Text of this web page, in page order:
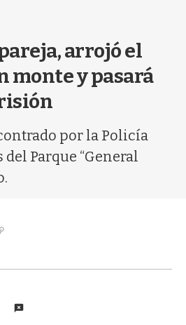
arrojó el
monte y pasará
por la Policía
Parque “General